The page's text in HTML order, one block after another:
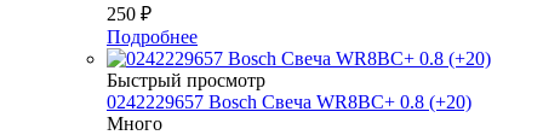
250 ₽
Подробнее
Быстрый просмотр
0242229657 Bosch Свеча WR8BC+ 0.8 (+20)
Много